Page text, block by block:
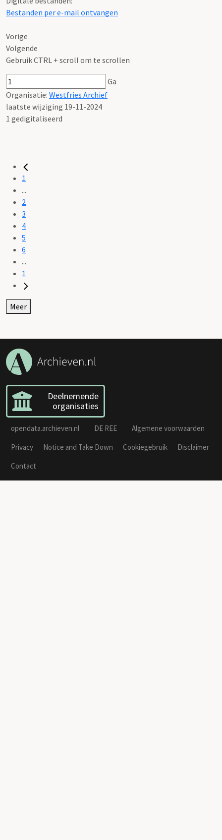
Bestanden per e-mail ontvangen
Vorige
Volgende
Gebruik CTRL + scroll om te scrollen
Ga
Organisatie: Westfries Archief
laatste wijziging 19-11-2024
1 gedigitaliseerd
1
...
2
3
4
5
6
...
1
Meer
Deelnemende
organisaties
opendata.archieven.nl DE REE
Algemene voorwaarden
Privacy
Notice and Take Down Cookiegebruik
Disclaimer
Contact